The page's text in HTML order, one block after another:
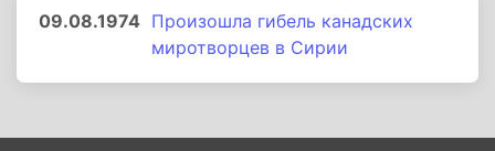
09.08.1974 Произошла гибель канадских
миротворцев в Сирии